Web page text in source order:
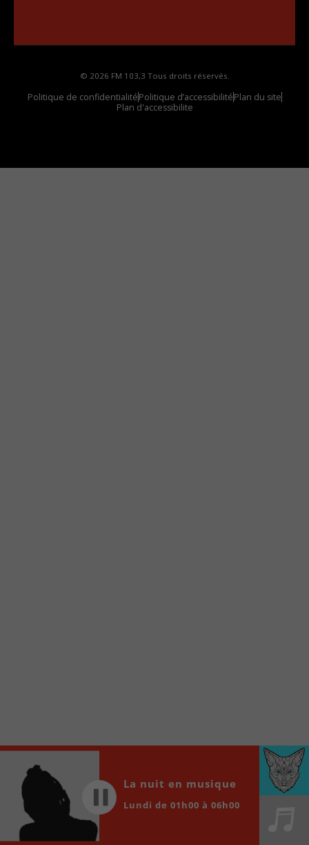
© 2026 FM 103,3 Tous droits réservés.
Politique de confidentialitéPolitique d’accessibilitéPlan du site
Plan d'accessibilite
locale vous sont maintenant accessibles en un clic!
Audio
Player
00:00 00:00
La nuit en musique
Lundi de 01h00 à 06h00